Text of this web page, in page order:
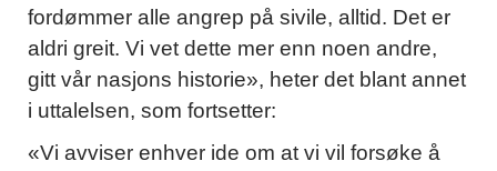
fordømmer alle angrep på sivile, alltid. Det er
aldri greit. Vi vet dette mer enn noen andre,
gitt vår nasjons historie», heter det blant annet
i uttalelsen, som fortsetter:
«Vi avviser enhver ide om at vi vil forsøke å